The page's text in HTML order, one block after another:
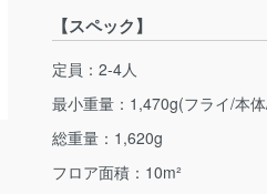
【スペック】
定員：2-4人
最小重量：1,470g(フライ/本
総重量：1,620g
フロア面積：10m²